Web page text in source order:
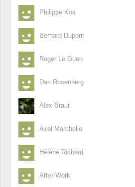
Philippe Kok
Bernard Dupont
Roger Le Guen
Dan Rosenberg
Alex Braut
Axel Marchelie
Hélène Richard
After-Work